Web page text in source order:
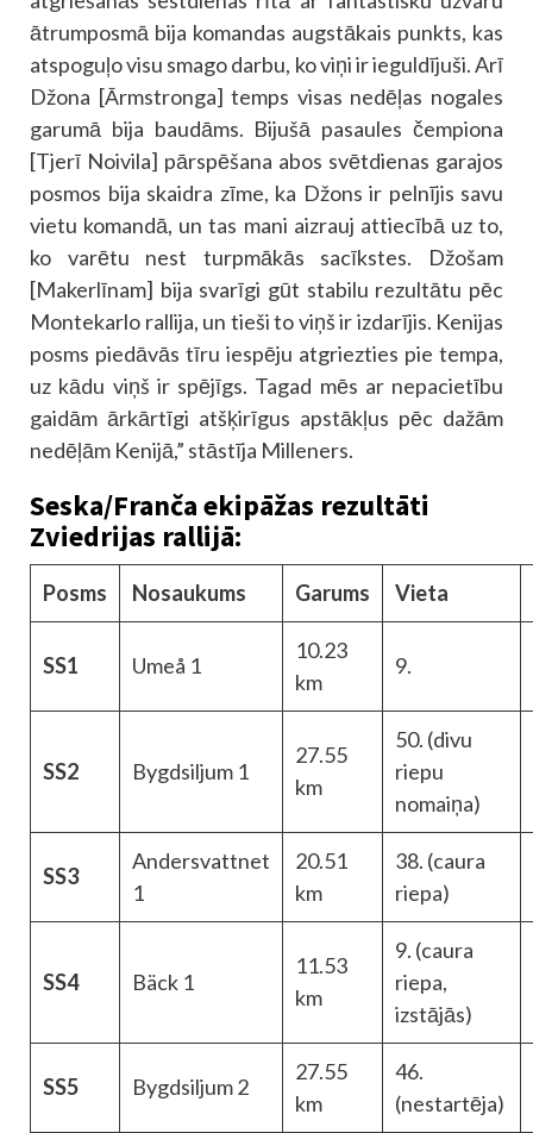
ātrumposmā bija komandas augstākais punkts, kas
atspoguļo visu smago darbu, ko viņi ir ieguldījuši. Arī
Džona [Ārmstronga] temps visas nedēļas nogales
garumā bija baudāms. Bijušā pasaules čempiona
[Tjerī Noivila] pārspēšana abos svētdienas garajos
posmos bija skaidra zīme, ka Džons ir pelnījis savu
vietu komandā, un tas mani aizrauj attiecībā uz to,
ko varētu nest turpmākās sacīkstes. Džošam
[Makerlīnam] bija svarīgi gūt stabilu rezultātu pēc
Montekarlo rallija, un tieši to viņš ir izdarījis. Kenijas
posms piedāvās tīru iespēju atgriezties pie tempa,
uz kādu viņš ir spējīgs. Tagad mēs ar nepacietību
gaidām ārkārtīgi atšķirīgus apstākļus pēc dažām
nedēļām Kenijā,” stāstīja Milleners.
Seska/Franča ekipāžas rezultāti
Zviedrijas rallijā:
Posms Nosaukums Garums Vieta
SS1 Umeå 1
10.23
km
9.
SS2 Bygdsiljum 1
27.55
km
50. (divu
riepu
nomaiņa)
SS3
Andersvattnet
1
20.51
km
38. (caura
riepa)
SS4 Bäck 1
11.53
km
9. (caura
riepa,
izstājās)
SS5 Bygdsiljum 2
27.55
km
46.
(nestartēja)